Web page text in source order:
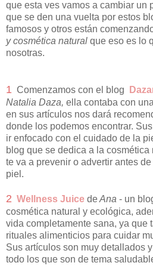
que esta ves vamos a cambiar un
que se den una vuelta por estos
famosos y otros están
y cosmética natural que eso es lo
nosotras.
1 Comenzamos con el blog
Natalia Daza, ella contaba con
en sus artículos nos dará
donde los podemos encontrar.
ir enfocado con el cuidado de la
blog que se dedica a la
te va a prevenir o advertir antes
piel.
2 Wellness Juice deAna - un
cosmética natural y ecológica,
vida completamente sana, ya que
rituales alimenticios para cuidar
Sus artículos son muy detallados
todo los que son de tema